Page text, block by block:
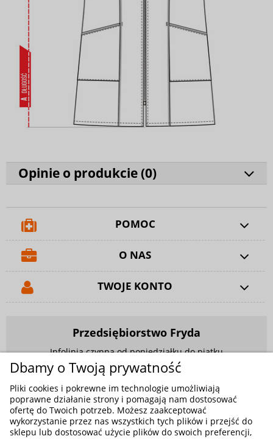
Opinie o produkcie (0)
POMOC
O NAS
TWOJE KONTO
Przedsiębiorstwo Fryda
Infolinia czynna od poniedziałku do piątku
w godzinach 9.00 - 17.00
881 703 704
E-mail:sklep@fryda.com.pl
Sklepy stacjonarne:
Dbamy o Twoją prywatność
Pliki cookies i pokrewne im technologie umożliwiają
poprawne działanie strony i pomagają nam dostosować
ofertę do Twoich potrzeb. Możesz zaakceptować
wykorzystanie przez nas wszystkich tych plików i przejść do
sklepu lub dostosować użycie plików do swoich preferencji,